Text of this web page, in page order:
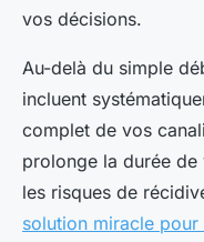
vos décisions.
Au-delà du simple
incluent
complet de vos
prolonge la durée
les risques de
solution miracle